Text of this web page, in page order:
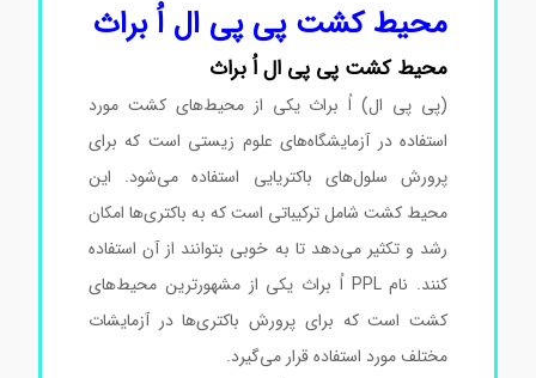
محیط کشت پی پی ال اُ براث
محیط کشت پی پی ال اُ براث
(پی پی ال) اُ براث یکی از محیط‌های کشت مورد
استفاده در آزمایشگاه‌های علوم زیستی است که برای
پرورش سلول‌های باکتریایی استفاده می‌شود. این
محیط کشت شامل ترکیباتی است که به باکتری‌ها امکان
رشد و تکثیر می‌دهد تا به خوبی بتوانند از آن استفاده
کنند. نام PPL اُ براث یکی از مشهورترین محیط‌های
کشت است که برای پرورش باکتری‌ها در آزمایشات
مختلف مورد استفاده قرار می‌گیرد.